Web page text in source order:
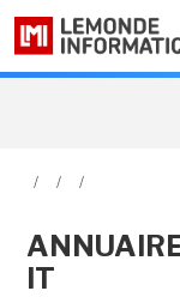
/ / /
IT